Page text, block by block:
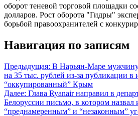
оборот теневой торговой площадки
долларов. Рост оборота "Гидры"
борьбой правоохранителей с
Навигация по записям
Предыдущая: В Нарьян-Маре
на 35 тыс. рублей из-за публикации в
“оккупированный” Крым
Далее: Глава Ryanair направил в
Белоруссии письмо, в котором назвал
“преднамеренным” и “незаконным”